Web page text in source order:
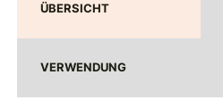
ÜBERSICHT
VERWENDUNG